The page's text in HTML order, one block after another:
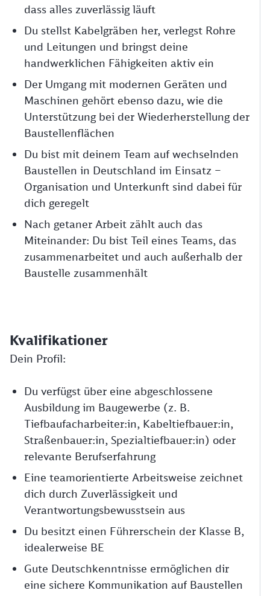
dass alles zuverlässig läuft
Du stellst Kabelgräben her, verlegst Rohre
und Leitungen und bringst deine
handwerklichen Fähigkeiten aktiv ein
Der Umgang mit modernen Geräten und
Maschinen gehört ebenso dazu, wie die
Unterstützung bei der Wiederherstellung der
Baustellenflächen
Du bist mit deinem Team auf wechselnden
Baustellen in Deutschland im Einsatz –
Organisation und Unterkunft sind dabei für
dich geregelt
Nach getaner Arbeit zählt auch das
Miteinander: Du bist Teil eines Teams, das
zusammenarbeitet und auch außerhalb der
Baustelle zusammenhält
Kvalifikationer
Dein Profil:
Du verfügst über eine abgeschlossene
Ausbildung im Baugewerbe (z. B.
Tiefbaufacharbeiter:in, Kabeltiefbauer:in,
Straßenbauer:in, Spezialtiefbauer:in) oder
relevante Berufserfahrung
Eine teamorientierte Arbeitsweise zeichnet
dich durch Zuverlässigkeit und
Verantwortungsbewusstsein aus
Du besitzt einen Führerschein der Klasse B,
idealerweise BE
Gute Deutschkenntnisse ermöglichen dir
eine sichere Kommunikation auf Baustellen